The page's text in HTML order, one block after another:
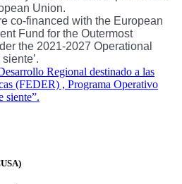
Union.
co-financed with the European
Fund for the Outermost
the 2021-2027 Operational